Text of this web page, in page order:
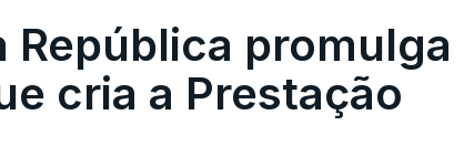
República promulga
cria a Prestação